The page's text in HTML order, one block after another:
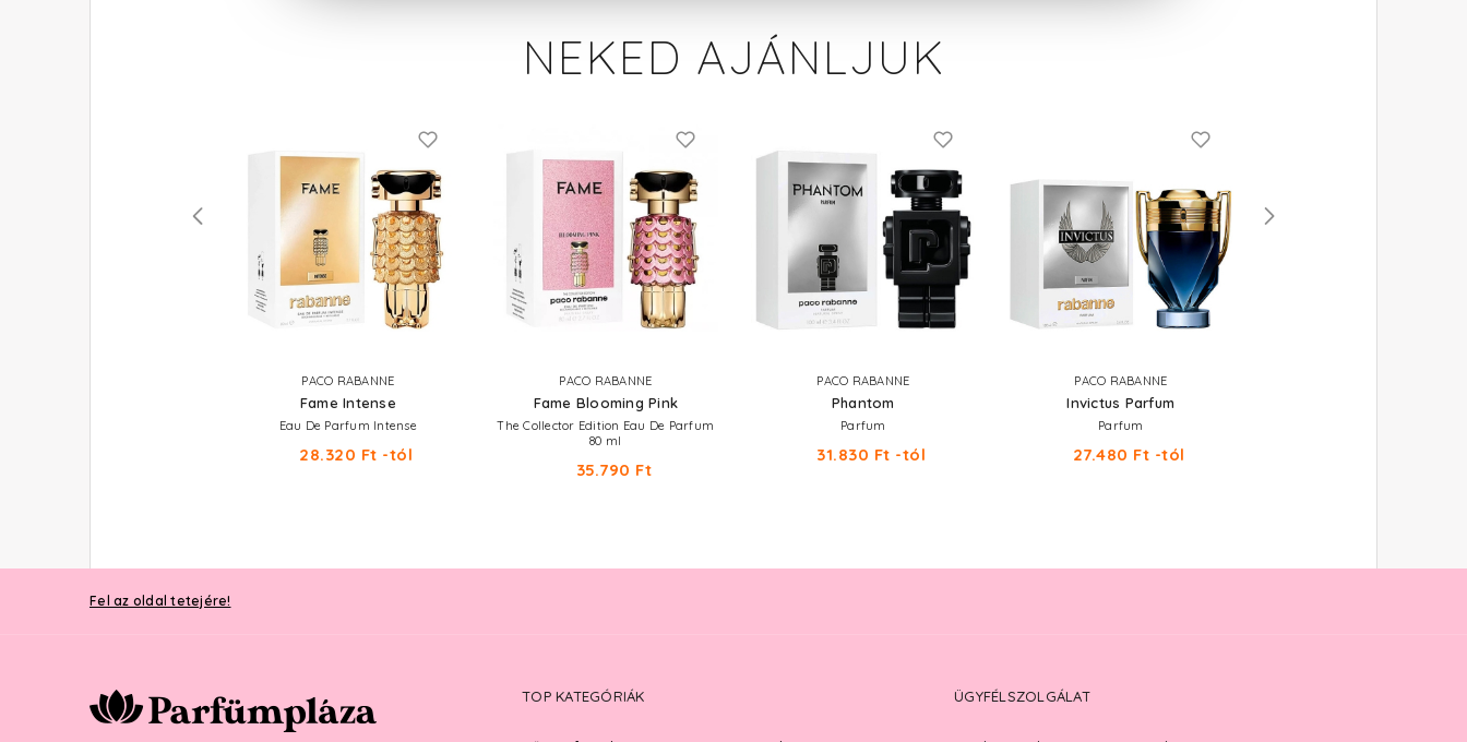
NEKED AJÁNLJUK
PACO RABANNE
Fame Intense
Eau De Parfum Intense
28.320 Ft -tól
PACO RABANNE
Fame Blooming Pink
The Collector Edition Eau De Parfum
80 ml
35.790 Ft
PACO RABANNE
Phantom
Parfum
31.830 Ft -tól
PACO RABANNE
Invictus Parfum
Parfum
27.480 Ft -tól
Fel az oldal tetejére!
TOP KATEGÓRIÁK ÜGYFÉLSZOLGÁLAT